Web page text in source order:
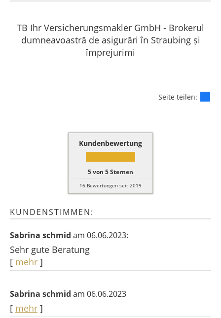
TB Ihr Versicherungsmakler GmbH - Brokerul
dumneavoastră de asigurări în Straubing și
împrejurimi
Seite teilen:
Kundenbewertung
5von 5Sternen
16 Bewertungen seit 2019
KUNDENSTIMMEN:
Sabrina schmid am 06.06.2023:
Sehr gute Beratung
[ mehr ]
Sabrina schmid am 06.06.2023
[ mehr ]